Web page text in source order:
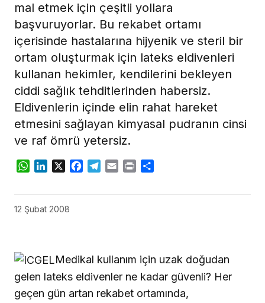
mal etmek için çeşitli yollara
başvuruyorlar. Bu rekabet ortamı
içerisinde hastalarına hijyenik ve steril bir
ortam oluşturmak için lateks eldivenleri
kullanan hekimler, kendilerini bekleyen
ciddi sağlık tehditlerinden habersiz.
Eldivenlerin içinde elin rahat hareket
etmesini sağlayan kimyasal pudranın cinsi
ve raf ömrü yetersiz.
WhatsApp
LinkedIn
X Facebook
Telegram
Email Print
12 Şubat 2008
Medikal kullanım için uzak doğudan
gelen lateks eldivenler ne kadar güvenli? Her
geçen gün artan rekabet ortamında,